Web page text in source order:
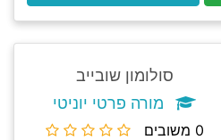
סולומון שובייב
מורה פרטי יוניטי
0 משובים